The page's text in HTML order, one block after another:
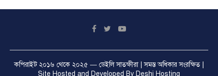
কপিরাইট ২০১৬ থেকে ২০২৫ — ডেইলি সাতক্ষীরা| সমস্ত অধিকার সংরক্ষিত |
Site Hosted and Developed By Deshi Hosting